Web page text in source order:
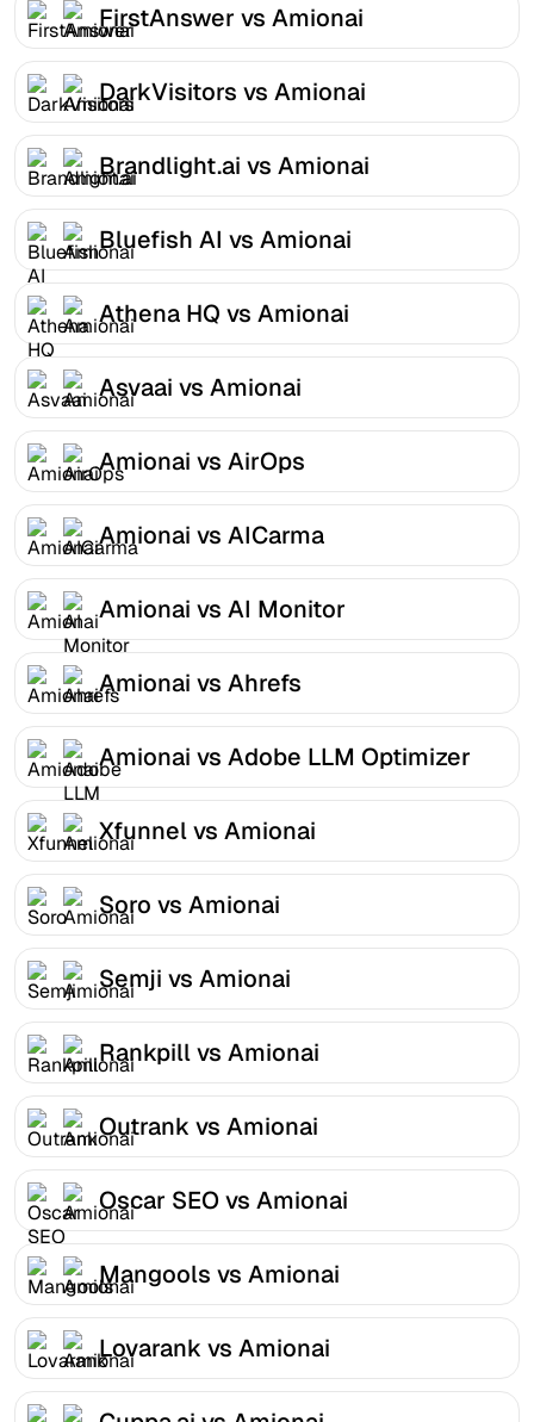
FirstAnswer vs Amionai
DarkVisitors vs Amionai
Brandlight.ai vs Amionai
Bluefish AI vs Amionai
Athena HQ vs Amionai
Asvaai vs Amionai
Amionai vs AirOps
Amionai vs AICarma
Amionai vs AI Monitor
Amionai vs Ahrefs
Amionai vs Adobe LLM Optimizer
Xfunnel vs Amionai
Soro vs Amionai
Semji vs Amionai
Rankpill vs Amionai
Outrank vs Amionai
Oscar SEO vs Amionai
Mangools vs Amionai
Lovarank vs Amionai